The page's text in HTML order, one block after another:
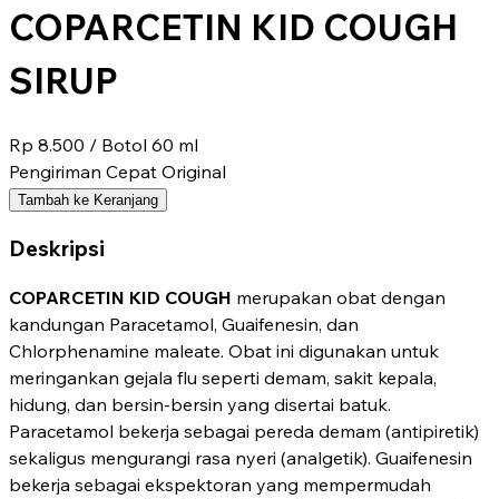
COPARCETIN KID COUGH
SIRUP
Rp 8.500 / Botol 60 ml
Pengiriman Cepat Original
Tambah ke Keranjang
Deskripsi
COPARCETIN KID COUGH merupakan obat dengan
kandungan Paracetamol, Guaifenesin, dan
Chlorphenamine maleate. Obat ini digunakan untuk
meringankan gejala flu seperti demam, sakit kepala,
hidung, dan bersin-bersin yang disertai batuk.
Paracetamol bekerja sebagai pereda demam (antipiretik)
sekaligus mengurangi rasa nyeri (analgetik). Guaifenesin
bekerja sebagai ekspektoran yang mempermudah